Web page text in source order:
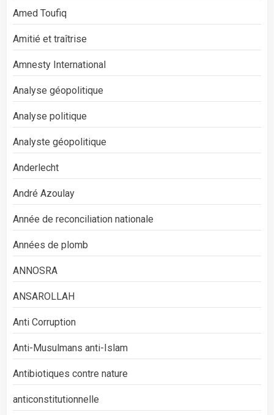
Amed Toufiq
Amitié et traîtrise
Amnesty International
Analyse géopolitique
Analyse politique
Analyste géopolitique
Anderlecht
André Azoulay
Année de reconciliation nationale
Années de plomb
ANNOSRA
ANSAROLLAH
Anti Corruption
Anti-Musulmans anti-Islam
Antibiotiques contre nature
anticonstitutionnelle